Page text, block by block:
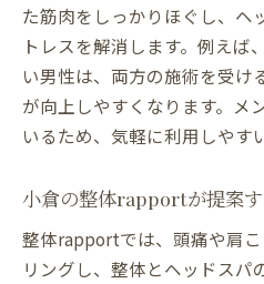
た筋肉をしっかりほぐし、ヘ
トレスを解消します。例えば
い男性は、両方の施術を受け
が向上しやすくなります。メ
いるため、気軽に利用しやす
小倉の整体rapportが提案
整体rapportでは、頭痛や肩
リングし、整体とヘッドスパ